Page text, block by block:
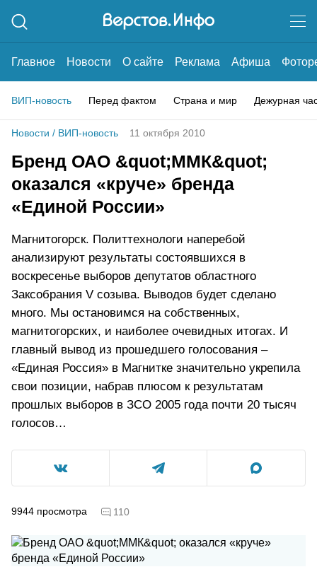
Главное Новости О сайте Реклама Афиша
ВИП-новость Перед фактом Страна и мир Дежурная
Новости / ВИП-новость 11 октября 2010
Бренд ОАО &quot;ММК&quot;
оказался «круче» бренда
«Единой России»
Магнитогорск. Политтехнологи наперебой
анализируют результаты состоявшихся в
воскресенье выборов депутатов областного
Заксобрания V созыва. Выводов будет сделано
много. Мы остановимся на собственных,
магнитогорских, и наиболее очевидных итогах. И
главный вывод из прошедшего голосования –
«Единая Россия» в Магнитке значительно укрепила
свои позиции, набрав плюсом к результатам
прошлых выборов в ЗСО 2005 года почти 20 тысяч
голосов…
9944 просмотра 110